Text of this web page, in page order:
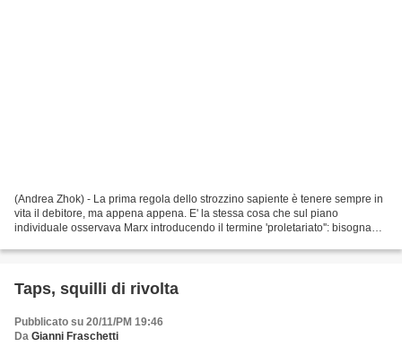
(Andrea Zhok) - La prima regola dello strozzino sapiente è tenere sempre in
vita il debitore, ma appena appena. E' la stessa cosa che sul piano
individuale osservava Marx introducendo il termine 'proletariato'': bisogna
Taps, squilli di rivolta
Pubblicato su 20/11/PM 19:46
Da Gianni Fraschetti